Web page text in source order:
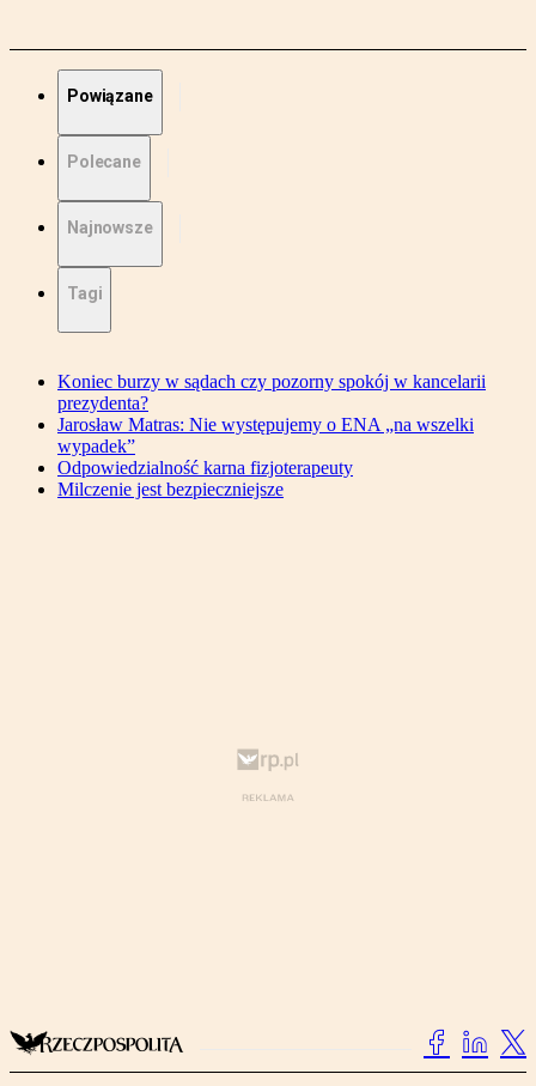
Powiązane
Polecane
Najnowsze
Tagi
Koniec burzy w sądach czy pozorny spokój w kancelarii
prezydenta?
Jarosław Matras: Nie występujemy o ENA „na wszelki
wypadek”
Odpowiedzialność karna fizjoterapeuty
Milczenie jest bezpieczniejsze